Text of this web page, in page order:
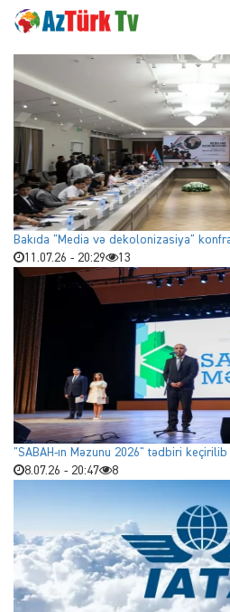
Bakıda "Media və dekolonizasiya"
11.07.26 - 20:29
13
"SABAH-ın Məzunu 2026" tədbiri keçirilib
8.07.26 - 20:47
8